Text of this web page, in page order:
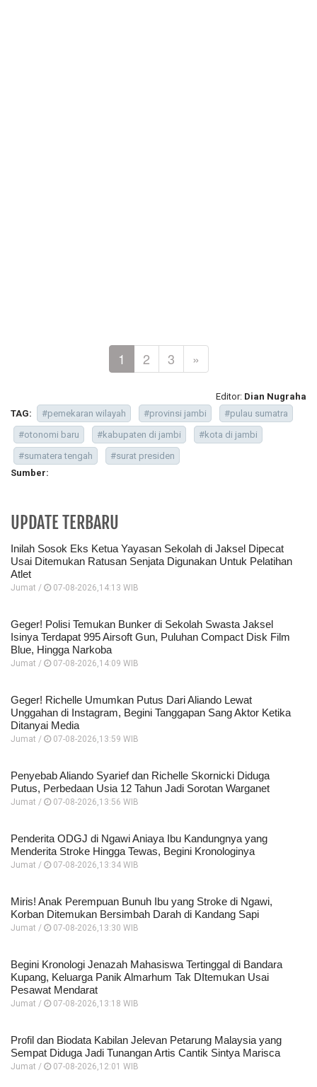
1 2 3 »
Editor: Dian Nugraha
TAG:
#pemekaran wilayah #provinsi jambi
#pulau sumatra
#otonomi baru
#kabupaten di jambi
#kota di jambi
#sumatera tengah
#surat presiden
Sumber:
UPDATE TERBARU
Inilah Sosok Eks Ketua Yayasan Sekolah di Jaksel Dipecat
Usai Ditemukan Ratusan Senjata Digunakan Untuk Pelatihan
Atlet
Jumat / 07-08-2026,14:13 WIB
Geger! Polisi Temukan Bunker di Sekolah Swasta Jaksel
Isinya Terdapat 995 Airsoft Gun, Puluhan Compact Disk Film
Blue, Hingga Narkoba
Jumat / 07-08-2026,14:09 WIB
Geger! Richelle Umumkan Putus Dari Aliando Lewat
Unggahan di Instagram, Begini Tanggapan Sang Aktor Ketika
Ditanyai Media
Jumat / 07-08-2026,13:59 WIB
Penyebab Aliando Syarief dan Richelle Skornicki Diduga
Putus, Perbedaan Usia 12 Tahun Jadi Sorotan Warganet
Jumat / 07-08-2026,13:56 WIB
Penderita ODGJ di Ngawi Aniaya Ibu Kandungnya yang
Menderita Stroke Hingga Tewas, Begini Kronologinya
Jumat / 07-08-2026,13:34 WIB
Miris! Anak Perempuan Bunuh Ibu yang Stroke di Ngawi,
Korban Ditemukan Bersimbah Darah di Kandang Sapi
Jumat / 07-08-2026,13:30 WIB
Begini Kronologi Jenazah Mahasiswa Tertinggal di Bandara
Kupang, Keluarga Panik Almarhum Tak DItemukan Usai
Pesawat Mendarat
Jumat / 07-08-2026,13:18 WIB
Profil dan Biodata Kabilan Jelevan Petarung Malaysia yang
Sempat Diduga Jadi Tunangan Artis Cantik Sintya Marisca
Jumat / 07-08-2026,12:01 WIB